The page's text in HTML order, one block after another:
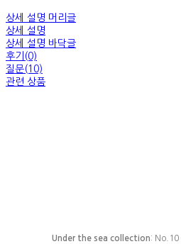
상세 설명 머리글
상세 설명
상세 설명 바닥글
후기(0)
질문(10)
관련 상품
Under the sea collection: